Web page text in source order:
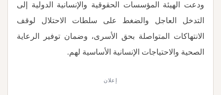
ودعت الهيئة المؤسسات الحقوقية والإنسانية الدولية إلى
التدخل العاجل والضغط على سلطات الاحتلال لوقف
الانتهاكات المتواصلة بحق الأسرى، وضمان توفير الرعاية
الصحية والاحتياجات الإنسانية الأساسية لهم.
إعلان